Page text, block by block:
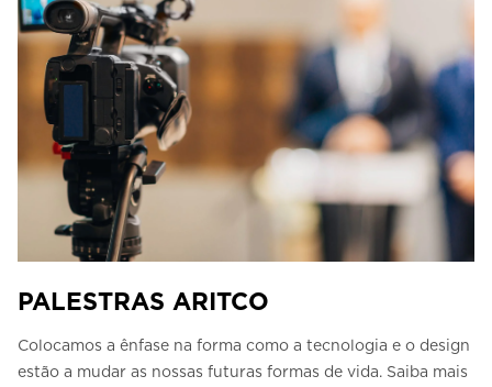
PALESTRAS ARITCO
Colocamos a ênfase na forma como a tecnologia e o design
estão a mudar as nossas futuras formas de vida. Saiba mais